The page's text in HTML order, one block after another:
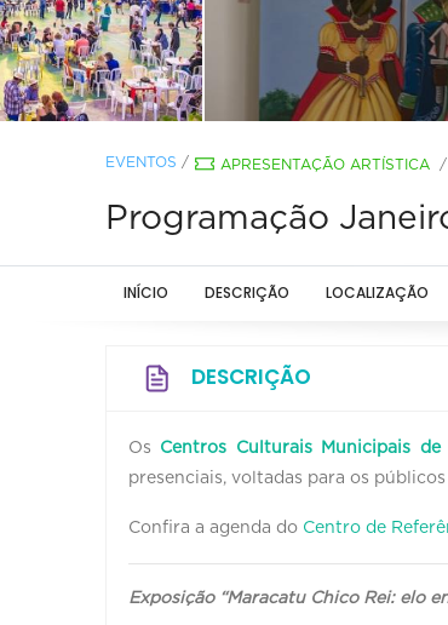
EVENTOS / APRESENTAÇÃO ARTÍSTICA /
Programação
INÍCIO DESCRIÇÃO LOCALIZAÇÃO
DESCRIÇÃO
Os Centros Culturais Municipais
presenciais, voltadas para os
Confira a agenda do Centro de
Exposição “Maracatu Chico Rei: elo